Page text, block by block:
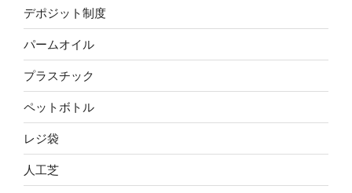
デポジット制度
パームオイル
プラスチック
ペットボトル
レジ袋
人工芝